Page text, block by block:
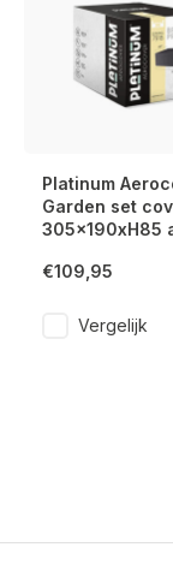
Platinum
Garden set
305x190xH85
€109,95
Vergelijk